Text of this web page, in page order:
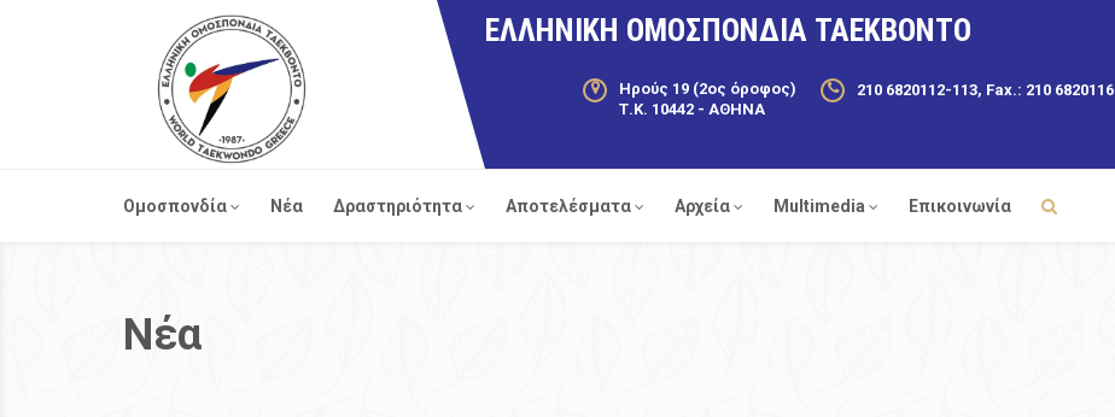
ΕΛΛΗΝΙΚΗ ΟΜΟΣΠΟΝΔΙΑ ΤΑΕΚΒΟΝΤΟ
Ηρούς 19 (2ος όροφος)
Τ.Κ. 10442 - ΑΘΗΝΑ
210 6820112-113, Fax.: 210 6820116
Ομοσπονδία Νέα Δραστηριότητα Αποτελέσματα Αρχεία Multimedia Επικοινωνία
Νέα